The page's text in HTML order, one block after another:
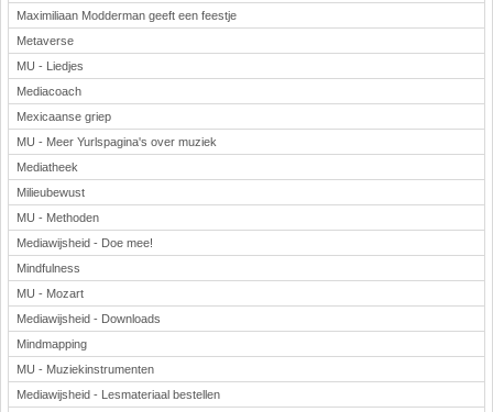
Maximiliaan Modderman geeft een feestje
Metaverse
MU - Liedjes
Mediacoach
Mexicaanse griep
MU - Meer Yurlspagina's over muziek
Mediatheek
Milieubewust
MU - Methoden
Mediawijsheid - Doe mee!
Mindfulness
MU - Mozart
Mediawijsheid - Downloads
Mindmapping
MU - Muziekinstrumenten
Mediawijsheid - Lesmateriaal bestellen